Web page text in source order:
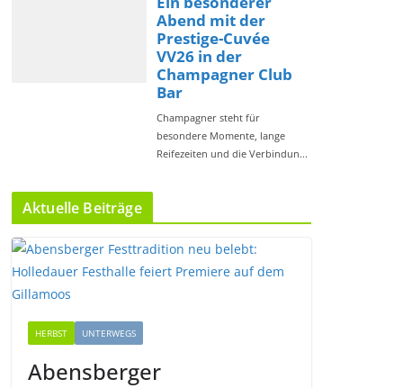
Aktuelle Beiträge
HERBST UNTERWEGS
Abensberger